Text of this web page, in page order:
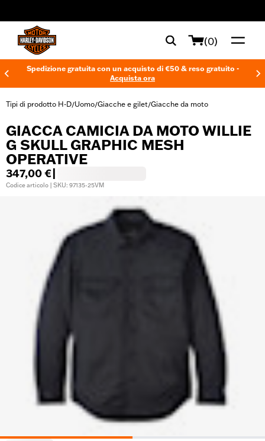
(0)
Spedizione gratuita con un acquisto di €50 & reso gratuito -
Acquista ora
Tipi di prodotto H-D/Uomo/Giacche e gilet/Giacche da moto
GIACCA CAMICIA DA MOTO WILLIE
G SKULL GRAPHIC MESH
OPERATIVE
347,00 €
Codice articolo | SKU: 97135-25VM